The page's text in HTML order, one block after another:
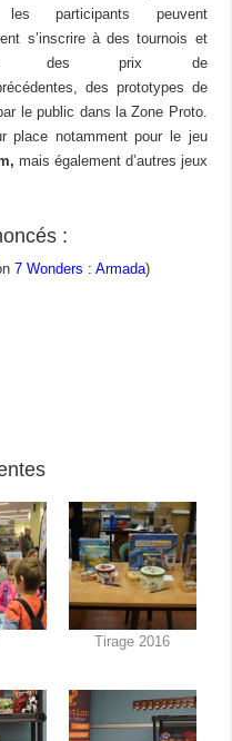
participants peuvent
s’inscrire à des tournois et
des prix de
des prototypes de
le public dans la Zone Proto.
place notamment pour le jeu
mais également d’autres jeux
:
7 Wonders : Armada)
Tirage 2016